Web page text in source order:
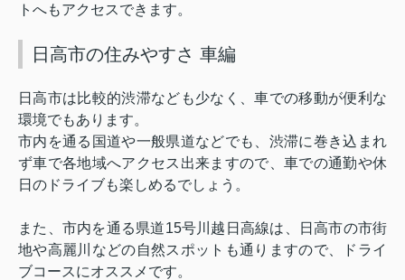
トへもアクセスできます。
日高市の住みやすさ 車編
日高市は比較的渋滞なども少なく、車での移動が便利な
環境でもあります。
市内を通る国道や一般県道などでも、渋滞に巻き込まれ
ず車で各地域へアクセス出来ますので、車での通勤や休
日のドライブも楽しめるでしょう。
また、市内を通る県道15号川越日高線は、日高市の市街
地や高麗川などの自然スポットも通りますので、ドライ
ブコースにオススメです。